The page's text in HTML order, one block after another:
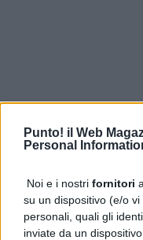
Punto! il Web
Personal
Noi e i nostri fornitori
su un dispositivo (e/o
personali, quali gli
inviate da un